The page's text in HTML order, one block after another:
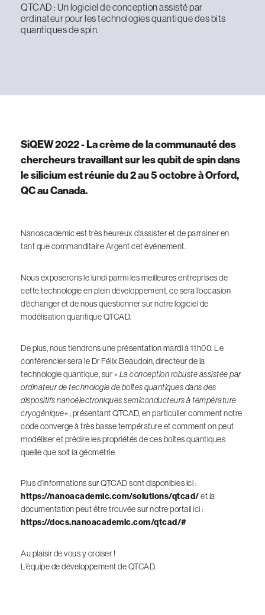
QTCAD : Un logiciel de conception assisté par
ordinateur pour les technologies quantique des bits
quantiques de spin.
SiQEW 2022 - La crème de la communauté des
chercheurs travaillant sur les qubit de spin dans
le silicium est réunie du 2 au 5 octobre à Orford,
QC au Canada.
Nanoacademic est très heureux d’assister et de parrainer en
tant que commanditaire Argent cet événement.
Nous exposerons le lundi parmi les meilleures entreprises de
cette technologie en plein développement, ce sera l’occasion
d’échanger et de nous questionner sur notre logiciel de
modélisation quantique QTCAD.
De plus, nous tiendrons une présentation mardi à 11h00. Le
conférencier sera le Dr Félix Beaudoin, directeur de la
technologie quantique, sur « La conception robuste assistée par
ordinateur de technologie de boîtes quantiques dans des
dispositifs nanoélectroniques semiconducteurs à température
cryogénique« , présentant QTCAD, en particulier comment notre
code converge à très basse température et comment on peut
modéliser et prédire les propriétés de ces boîtes quantiques
quelle que soit la géométrie.
Plus d’informations sur QTCAD sont disponibles ici :
https://nanoacademic.com/solutions/qtcad/et la
documentation peut être trouvée sur notre portail ici :
https://docs.nanoacademic.com/qtcad/#
Au plaisir de vous y croiser !
L’équipe de développement de QTCAD.